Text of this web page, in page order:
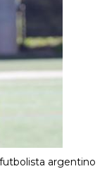
argentino